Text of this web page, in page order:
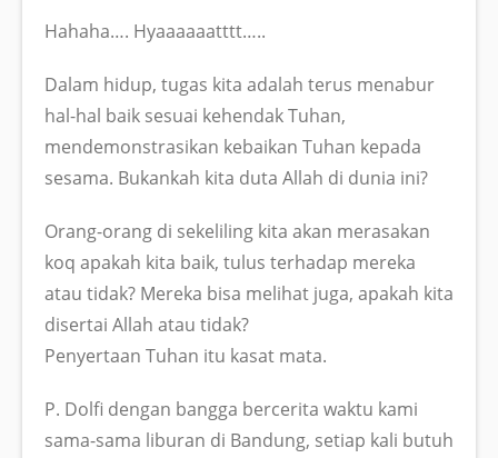
Hahaha…. Hyaaaaaatttt…..
Dalam hidup, tugas kita adalah terus menabur
hal-hal baik sesuai kehendak Tuhan,
mendemonstrasikan kebaikan Tuhan kepada
sesama. Bukankah kita duta Allah di dunia ini?
Orang-orang di sekeliling kita akan merasakan
koq apakah kita baik, tulus terhadap mereka
atau tidak? Mereka bisa melihat juga, apakah kita
disertai Allah atau tidak?
Penyertaan Tuhan itu kasat mata.
P. Dolfi dengan bangga bercerita waktu kami
sama-sama liburan di Bandung, setiap kali butuh